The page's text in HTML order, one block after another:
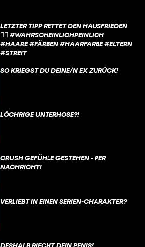
LETZTER TIPP RETTET DEN HAUSFRIEDEN
🙂‍↕️ #WAHRSCHEINLICHPEINLICH
#HAARE #FÄRBEN #HAARFARBE #ELTERN
#STREIT
SO KRIEGST DU DEINE/N EX ZURÜCK!
LÖCHRIGE UNTERHOSE?!
CRUSH GEFÜHLE GESTEHEN - PER
NACHRICHT!
VERLIEBT IN EINEN SERIEN-CHARAKTER?
DESHALB RIECHT DEIN PENIS!